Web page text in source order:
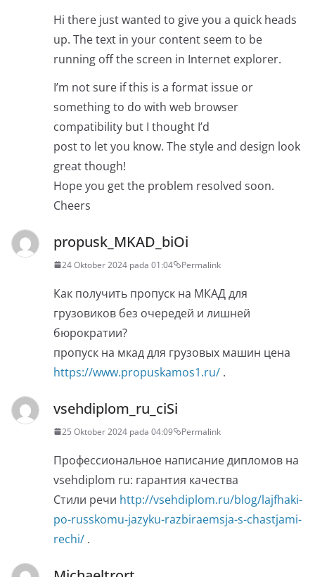
Hi there just wanted to give you a quick heads
up. The text in your content seem to be
running off the screen in Internet explorer.
I’m not sure if this is a format issue or
something to do with web browser
compatibility but I thought I’d
post to let you know. The style and design look
great though!
Hope you get the problem resolved soon.
Cheers
propusk_MKAD_biOi
24 Oktober 2024 pada 01:04 Permalink
Как получить пропуск на МКАД для
грузовиков без очередей и лишней
бюрократии?
пропуск на мкад для грузовых машин цена
https://www.propuskamos1.ru/ .
vsehdiplom_ru_ciSi
25 Oktober 2024 pada 04:09 Permalink
Профессиональное написание дипломов на
vsehdiplom ru: гарантия качества
Стили речи http://vsehdiplom.ru/blog/lajfhaki-
po-russkomu-jazyku-razbiraemsja-s-chastjami-
rechi/ .